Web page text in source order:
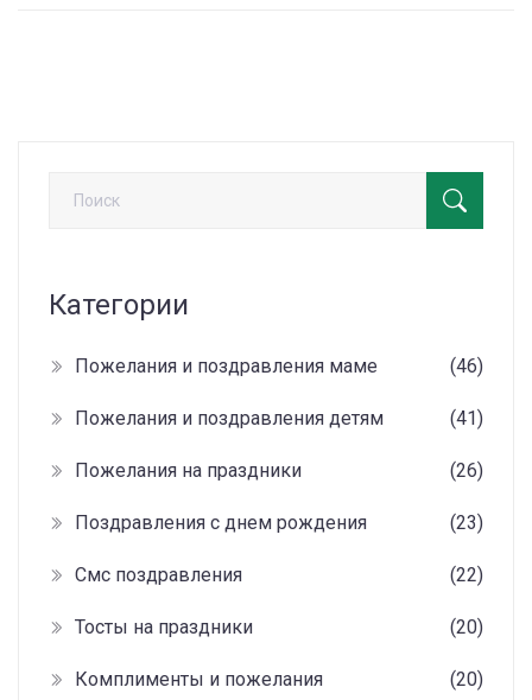
Категории
Пожелания и поздравления маме (46)
Пожелания и поздравления детям (41)
Пожелания на праздники (26)
Поздравления с днем рождения (23)
Смс поздравления (22)
Тосты на праздники (20)
Комплименты и пожелания (20)